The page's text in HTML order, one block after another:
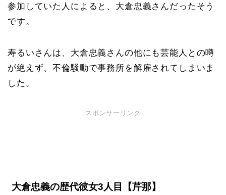
参加していた人によると、大倉忠義さんだったそう
です。
寿るいさんは、大倉忠義さんの他にも芸能人との噂
が絶えず、不倫騒動で事務所を解雇されてしまいま
した。
スポンサーリンク
大倉忠義の歴代彼女3人目【芹那】